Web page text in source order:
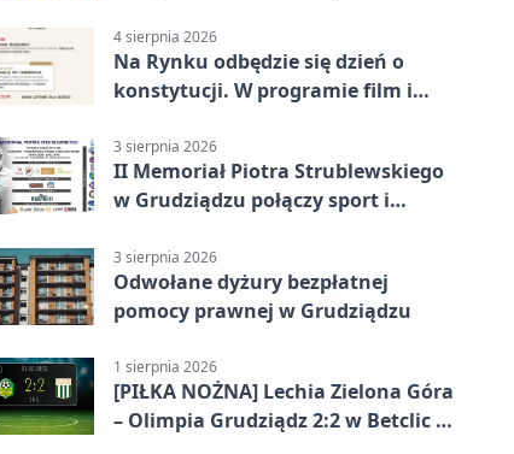
4 sierpnia 2026
Na Rynku odbędzie się dzień o
konstytucji. W programie film i
3 sierpnia 2026
II Memoriał Piotra Strublewskiego
w Grudziądzu połączy sport i
3 sierpnia 2026
Odwołane dyżury bezpłatnej
pomocy prawnej w Grudziądzu
1 sierpnia 2026
[PIŁKA NOŻNA] Lechia Zielona Góra
– Olimpia Grudziądz 2:2 w Betclic 2.